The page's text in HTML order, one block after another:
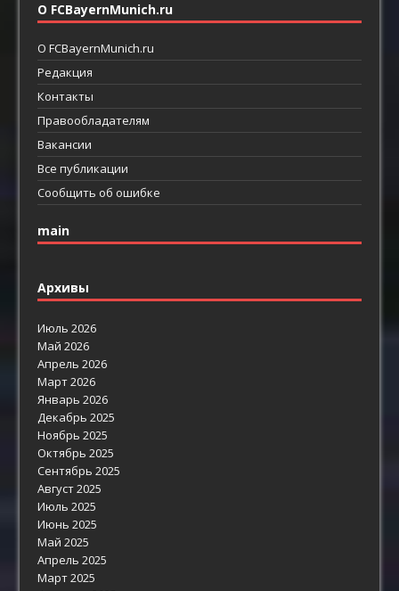
О FCBayernMunich.ru
О FCBayernMunich.ru
Редакция
Контакты
Правообладателям
Вакансии
Все публикации
Сообщить об ошибке
main
Архивы
Июль 2026
Май 2026
Апрель 2026
Март 2026
Январь 2026
Декабрь 2025
Ноябрь 2025
Октябрь 2025
Сентябрь 2025
Август 2025
Июль 2025
Июнь 2025
Май 2025
Апрель 2025
Март 2025